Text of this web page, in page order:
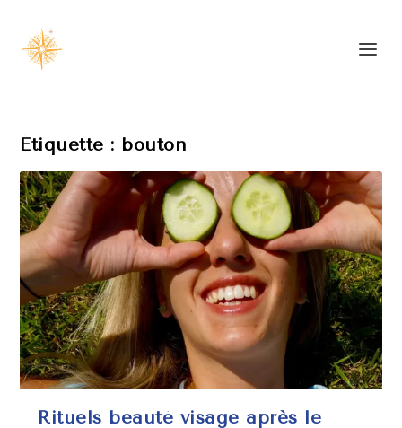
Étiquette : bouton
Rituels beauté visage après le